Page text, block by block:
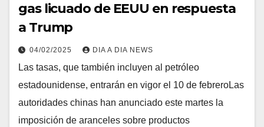
gas licuado de EEUU en respuesta
a Trump
04/02/2025 DIA A DIA NEWS
Las tasas, que también incluyen al petróleo
estadounidense, entrarán en vigor el 10 de febreroLas
autoridades chinas han anunciado este martes la
imposición de aranceles sobre productos